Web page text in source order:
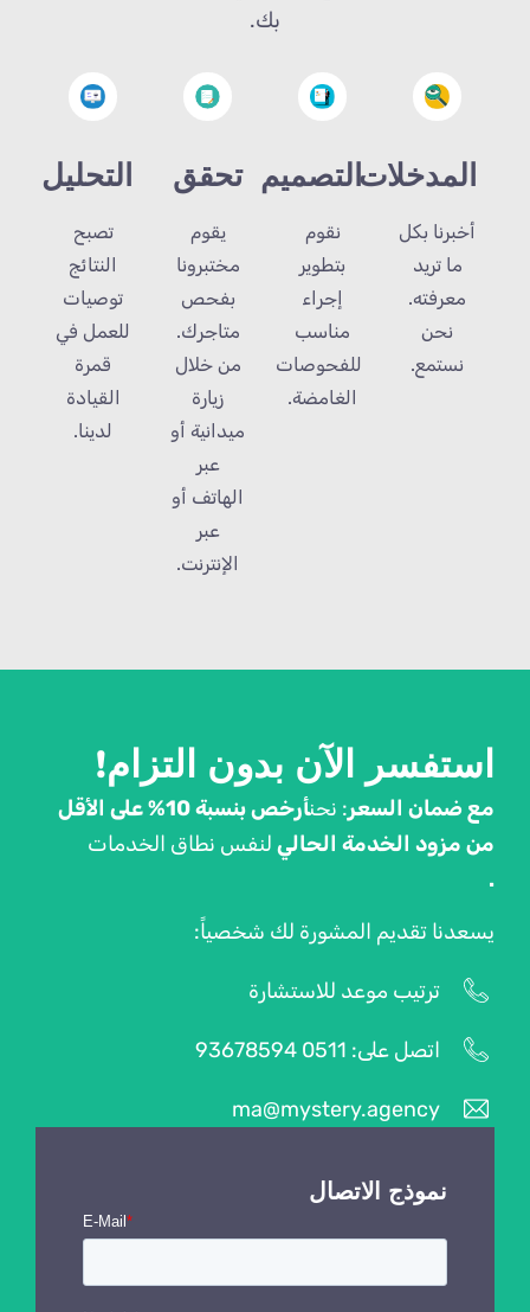
بك.
المدخلات
أخبرنا بكل
ما تريد
معرفته.
نحن
نستمع.
التصميم
نقوم
بتطوير
إجراء
مناسب
للفحوصات
الغامضة.
تحقق
يقوم
مختبرونا
بفحص
متاجرك.
من خلال
زيارة
ميدانية أو
عبر
الهاتف أو
عبر
الإنترنت.
التحليل
تصبح
النتائج
توصيات
للعمل في
قمرة
القيادة
لدينا.
استفسر الآن بدون التزام!
مع ضمان السعر: نحن
أرخص بنسبة 10% على الأقل
من مزود الخدمة الحالي لنفس نطاق الخدمات
.
يسعدنا تقديم المشورة لك شخصياً:
ترتيب موعد للاستشارة
اتصل على: 0511 93678594
ma@mystery.agency
نموذج الاتصال